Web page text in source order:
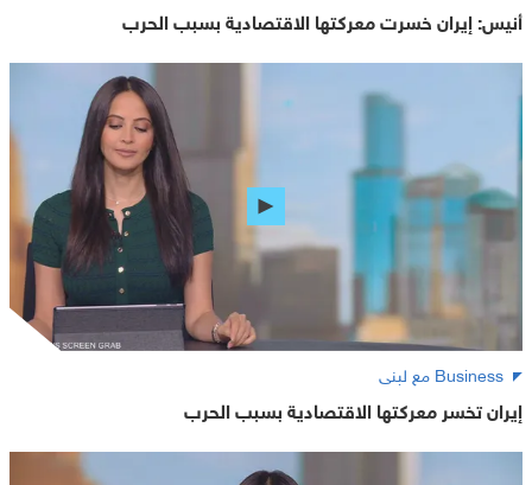
أنيس: إيران خسرت معركتها الاقتصادية بسبب الحرب
Business مع لبنى
إيران تخسر معركتها الاقتصادية بسبب الحرب